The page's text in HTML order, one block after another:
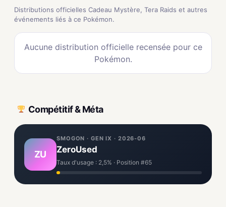
Distributions officielles Cadeau Mystère, Tera Raids et autres
événements liés à ce Pokémon.
Aucune distribution officielle recensée pour ce
Pokémon.
Compétitif & Méta
ZU
SMOGON · GEN IX · 2026-06
ZeroUsed
Taux d'usage : 2,5% · Position #65